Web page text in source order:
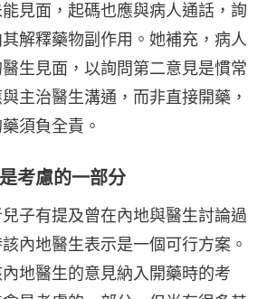
見面，起碼也應與病人通話，詢
解釋藥物副作用。她補充，病人
生見面，以詢問第二意見是慣常
主治醫生溝通，而非直接開藥，
須負全責。
考慮的一部分
子有提及曾在內地與醫生討論過
內地醫生表示是一個可行方案。
地醫生的意見納入開藥時的考